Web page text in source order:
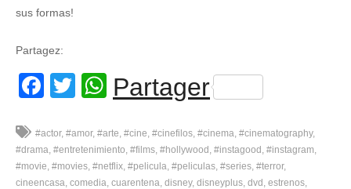
sus formas!
Partagez:
Facebook
TwitterWhatsApp
Partager
#actor #amor #arte #cine #cinefilos #cinema #cinematography
#drama #entretenimiento #films #hollywood #instagood #instagram
#movie #movies #netflix #pelicula #peliculas #series #terror
cineencasa comedia cuarentena disney disneyplus dvd estrenos